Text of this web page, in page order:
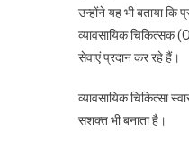
उन्होंने यह भी बताया
व्यावसायिक चिकित्सक
सेवाएं प्रदान कर रहे हैं।
व्यावसायिक चिकित्सा
सशक्त भी बनाता है।